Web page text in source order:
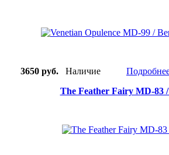
3650 руб. Наличие
The Feather Fairy MD-